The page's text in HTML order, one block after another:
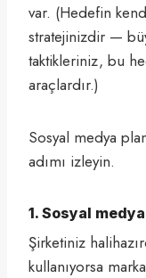
var. (Hedefin
stratejinizdir —
taktikleriniz, bu
araçlardır.)
Sosyal medya
adımı izleyin.
1. Sosyal
Şirketiniz
kullanıyorsa